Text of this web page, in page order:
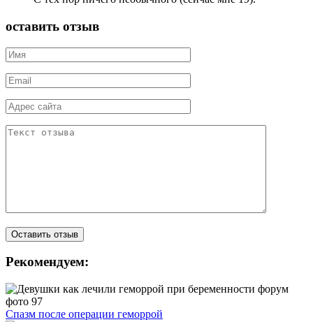
оставить отзыв
Рекомендуем:
Спазм после операции геморрой